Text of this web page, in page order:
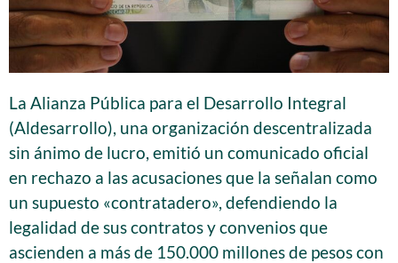
La Alianza Pública para el Desarrollo Integral
(Aldesarrollo), una organización descentralizada
sin ánimo de lucro, emitió un comunicado oficial
en rechazo a las acusaciones que la señalan como
un supuesto «contratadero», defendiendo la
legalidad de sus contratos y convenios que
ascienden a más de 150.000 millones de pesos con